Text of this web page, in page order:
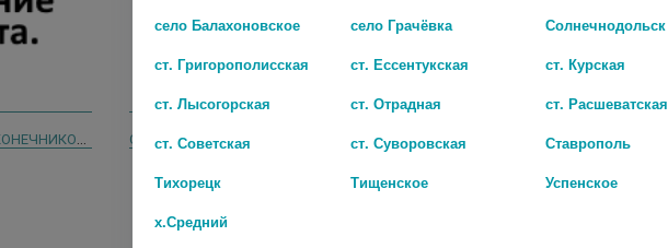
СПРИНЦОВКА 12 А С МЯГК.НАКОНЕЧНИКОМ И/У /КАРИАУЛИ/ СПРИНЦОВКА 1 А С МЯГК.НАКОНЕЧНИКОМ И/У /КАРИАУЛИ/
55 руб.
село Балахоновское
село Грачёвка
Солнечнодольск
ст. Григорополисская
ст. Ессентукская
ст. Курская
ст. Лысогорская
ст. Отрадная
ст. Расшеватская
ст. Советская
ст. Суворовская
Ставрополь
Тихорецк
Тищенское
Успенское
х.Средний